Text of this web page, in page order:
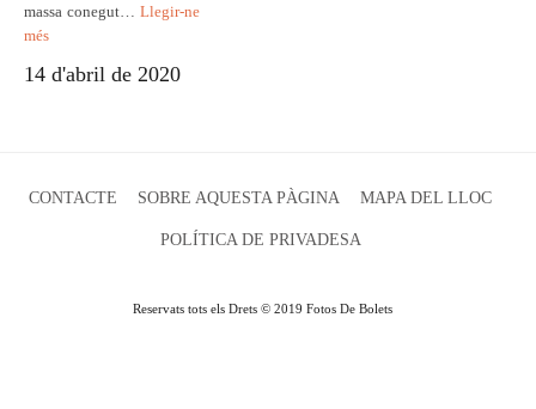
massa conegut… Llegir-ne
més
14 d'abril de 2020
CONTACTE SOBRE AQUESTA PÀGINA MAPA DEL LLOC
POLÍTICA DE PRIVADESA
Reservats tots els Drets © 2019 Fotos De Bolets